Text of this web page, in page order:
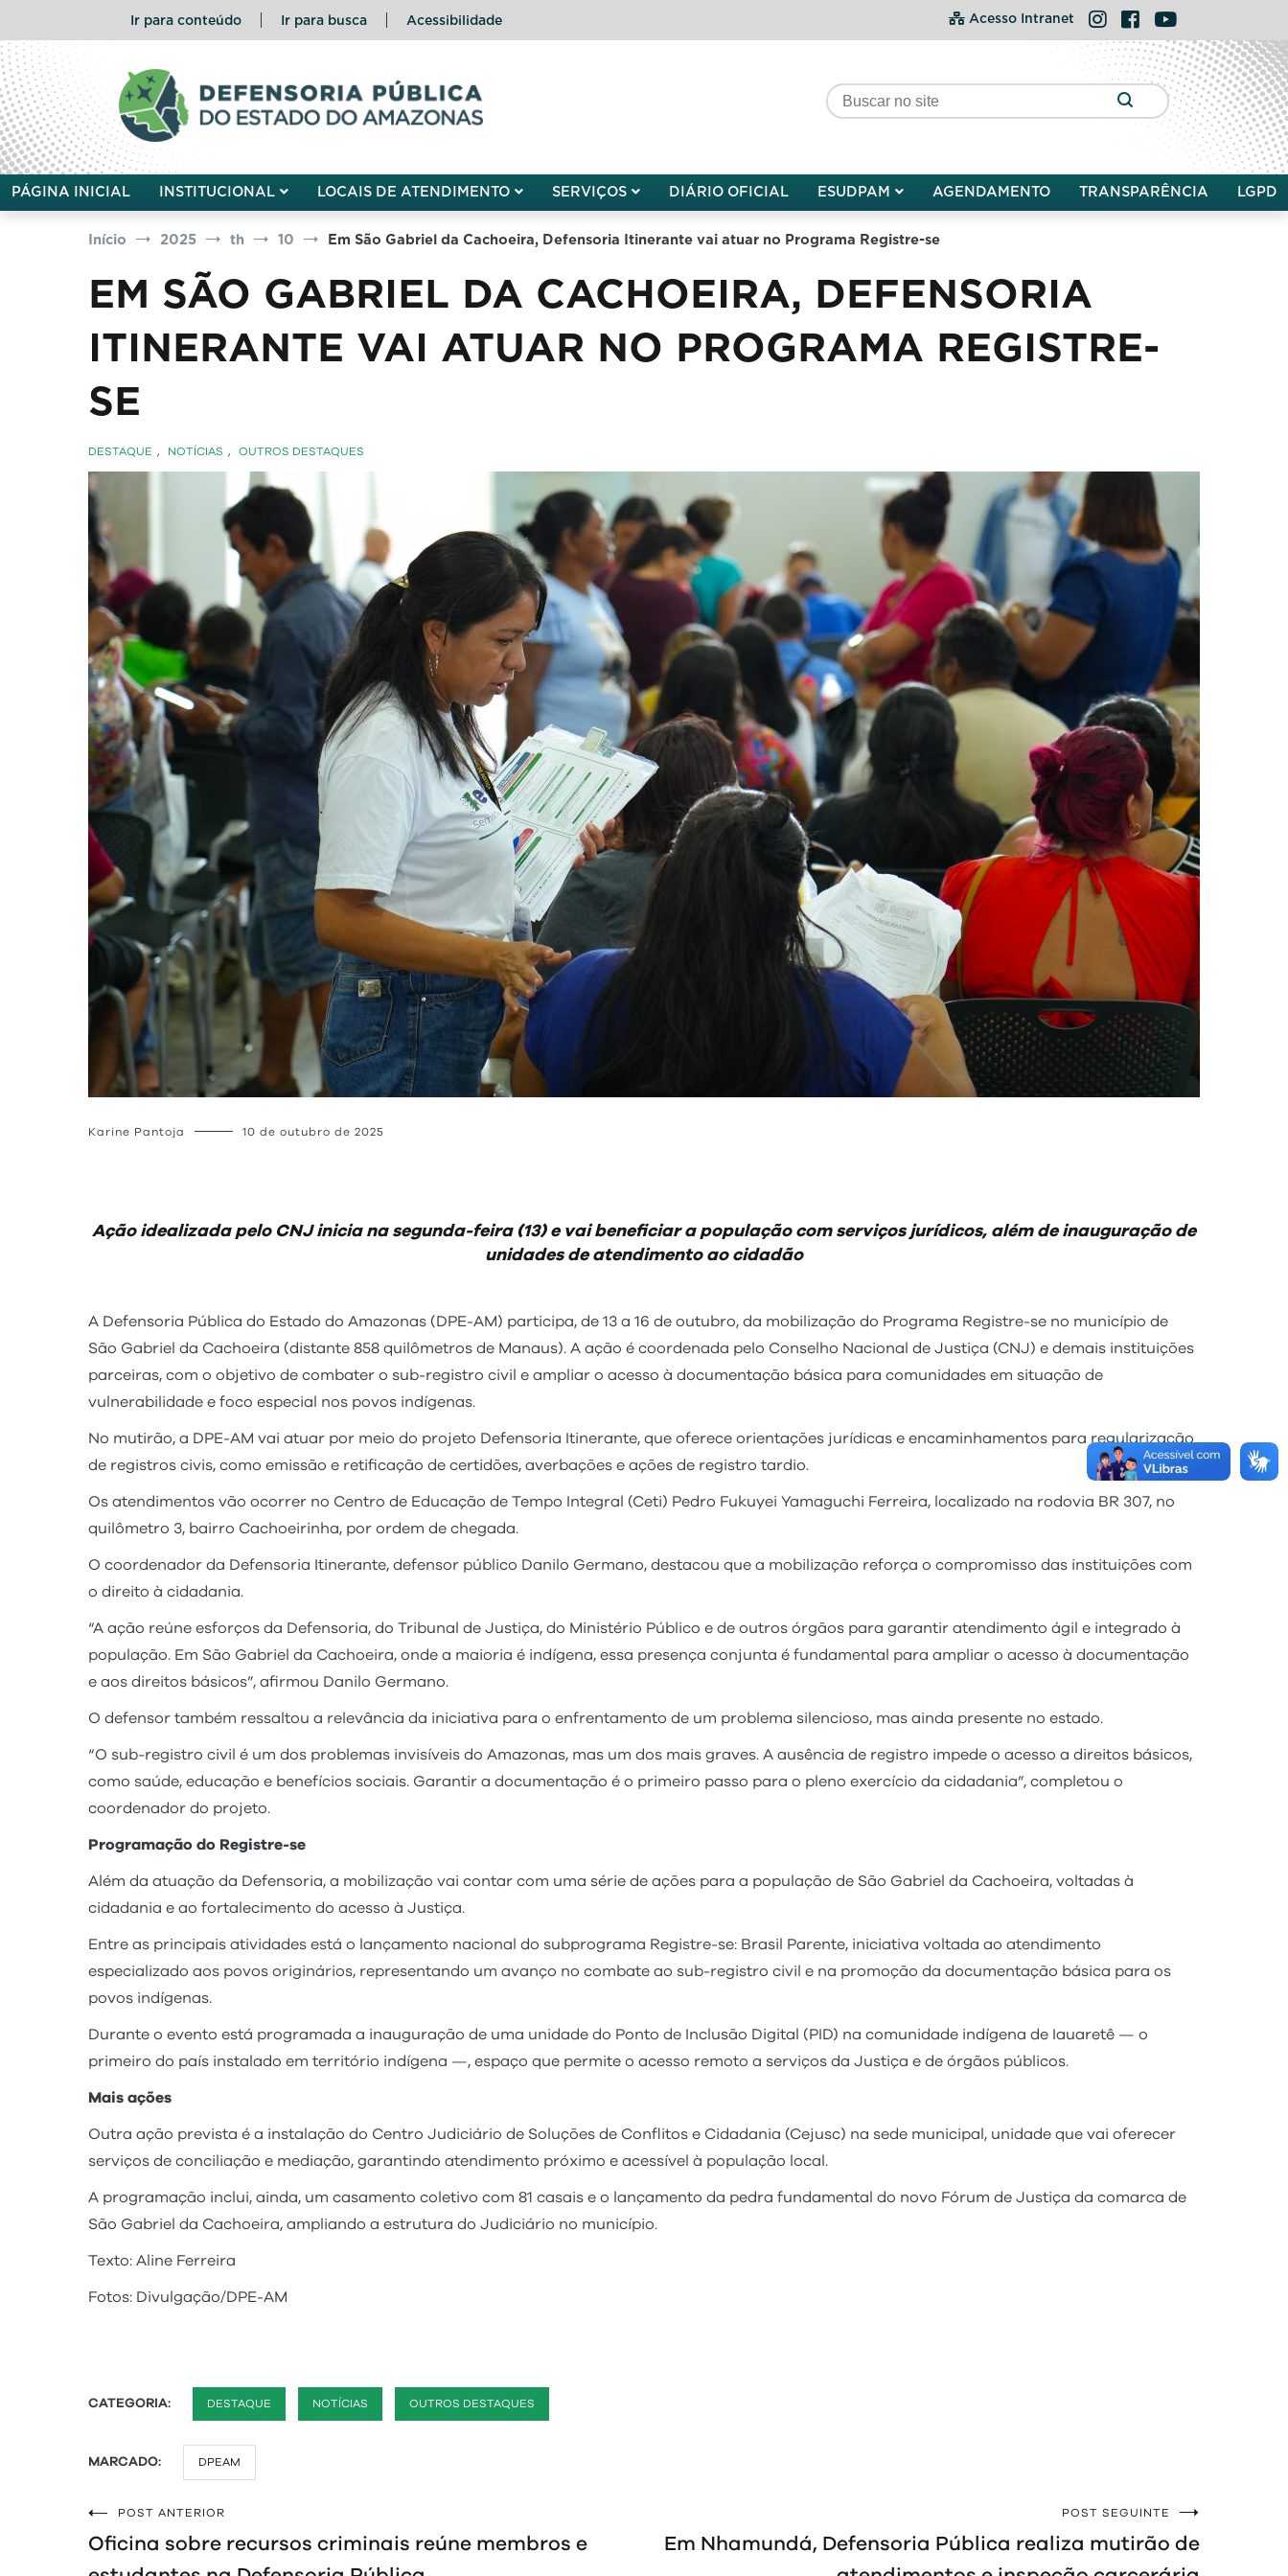
o
conteúdo
Ir para conteúdo Ir para busca Acessibilidade Acesso Intranet Instagram
FacebookYouTube
Defensoria Pública do Estado do Amazonas
PÁGINA INICIAL INSTITUCIONAL LOCAIS DE ATENDIMENTO SERVIÇOS DIÁRIO OFICIAL ESUDPAM AGENDAMENTO TRANSPARÊNCIA LGPD
Início 2025 th 10 Em São Gabriel da Cachoeira, Defensoria Itinerante vai atuar no Programa Registre-se
EM SÃO GABRIEL DA CACHOEIRA, DEFENSORIA
ITINERANTE VAI ATUAR NO PROGRAMA REGISTRE-
SE
DESTAQUE , NOTÍCIAS , OUTROS DESTAQUES
Karine Pantoja 10 de outubro de 2025
Ação idealizada pelo CNJ inicia na segunda-feira (13) e vai beneficiar a população com serviços jurídicos, além de inauguração de
unidades de atendimento ao cidadão
A Defensoria Pública do Estado do Amazonas (DPE-AM) participa, de 13 a 16 de outubro, da mobilização do Programa Registre-se no município de
São Gabriel da Cachoeira (distante 858 quilômetros de Manaus). A ação é coordenada pelo Conselho Nacional de Justiça (CNJ) e demais instituições
parceiras, com o objetivo de combater o sub-registro civil e ampliar o acesso à documentação básica para comunidades em situação de
vulnerabilidade e foco especial nos povos indígenas.
No mutirão, a DPE-AM vai atuar por meio do projeto Defensoria Itinerante, que oferece orientações jurídicas e encaminhamentos para regularização
de registros civis, como emissão e retificação de certidões, averbações e ações de registro tardio.
Os atendimentos vão ocorrer no Centro de Educação de Tempo Integral (Ceti) Pedro Fukuyei Yamaguchi Ferreira, localizado na rodovia BR 307, no
quilômetro 3, bairro Cachoeirinha, por ordem de chegada.
O coordenador da Defensoria Itinerante, defensor público Danilo Germano, destacou que a mobilização reforça o compromisso das instituições com
o direito à cidadania.
“A ação reúne esforços da Defensoria, do Tribunal de Justiça, do Ministério Público e de outros órgãos para garantir atendimento ágil e integrado à
população. Em São Gabriel da Cachoeira, onde a maioria é indígena, essa presença conjunta é fundamental para ampliar o acesso à documentação
e aos direitos básicos”, afirmou Danilo Germano.
O defensor também ressaltou a relevância da iniciativa para o enfrentamento de um problema silencioso, mas ainda presente no estado.
“O sub-registro civil é um dos problemas invisíveis do Amazonas, mas um dos mais graves. A ausência de registro impede o acesso a direitos básicos,
como saúde, educação e benefícios sociais. Garantir a documentação é o primeiro passo para o pleno exercício da cidadania”, completou o
coordenador do projeto.
Programação do Registre-se
Além da atuação da Defensoria, a mobilização vai contar com uma série de ações para a população de São Gabriel da Cachoeira, voltadas à
cidadania e ao fortalecimento do acesso à Justiça.
Entre as principais atividades está o lançamento nacional do subprograma Registre-se: Brasil Parente, iniciativa voltada ao atendimento
especializado aos povos originários, representando um avanço no combate ao sub-registro civil e na promoção da documentação básica para os
povos indígenas.
Durante o evento está programada a inauguração de uma unidade do Ponto de Inclusão Digital (PID) na comunidade indígena de Iauaretê — o
primeiro do país instalado em território indígena —, espaço que permite o acesso remoto a serviços da Justiça e de órgãos públicos.
Mais ações
Outra ação prevista é a instalação do Centro Judiciário de Soluções de Conflitos e Cidadania (Cejusc) na sede municipal, unidade que vai oferecer
serviços de conciliação e mediação, garantindo atendimento próximo e acessível à população local.
A programação inclui, ainda, um casamento coletivo com 81 casais e o lançamento da pedra fundamental do novo Fórum de Justiça da comarca de
São Gabriel da Cachoeira, ampliando a estrutura do Judiciário no município.
Texto: Aline Ferreira
Fotos: Divulgação/DPE-AM
CATEGORIA: DESTAQUE NOTÍCIAS OUTROS DESTAQUES
MARCADO: DPEAM
Navegação
POST ANTERIOR
Oficina sobre recursos criminais reúne membros e
POST SEGUINTE
Em Nhamundá, Defensoria Pública realiza mutirão de